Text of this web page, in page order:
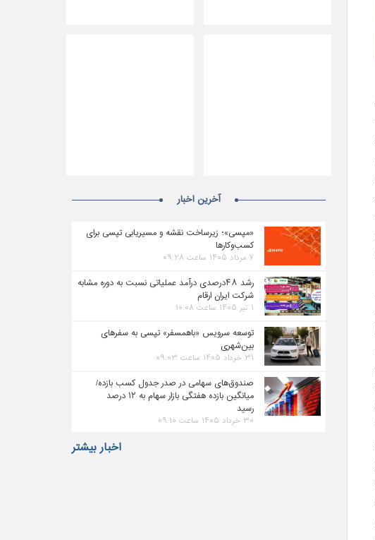
آخرین اخبار
«مپسی»؛ زیرساخت نقشه و مسیریابی تپسی برای
کسب‌وکارها
۷ مرداد ۱۴۰۵ ساعت ۰۹:۲۸
رشد ۴۸درصدی درآمد عملیاتی نسبت به دوره مشابه
شرکت ایران ارقام
۱ تیر ۱۴۰۵ ساعت ۱۰:۰۸
توسعه سرویس «باهمسفر» تپسی به سفرهای
بین‌شهری
۳۱ خرداد ۱۴۰۵ ساعت ۰۹:۰۳
صندوق‌های سهامی در صدر جدول کسب بازده/
میانگین بازده هفتگی بازار سهام به ۱۲ درصد
رسید
۳۰ خرداد ۱۴۰۵ ساعت ۰۹:۱۰
اخبار بیشتر